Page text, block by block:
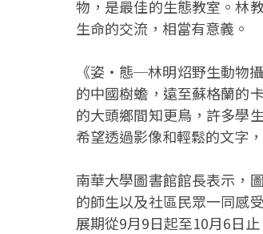
物，是最佳的生態教室。林
生命的交流，相當有意義。
《姿‧態─林明炤野生動物
的中國樹蟾，遠至蘇格蘭的
的大頭鄉間知更鳥，許多學
希望透過影像和輕鬆的文字
南華大學圖書館館長表示，
的師生以及社區民眾一同感
展期從9月9日起至10月6日